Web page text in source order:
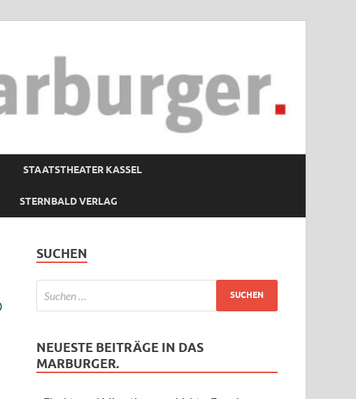
STAATSTHEATER KASSEL
STERNBALD VERLAG
SUCHEN
NEUESTE BEITRÄGE IN DAS
MARBURGER.